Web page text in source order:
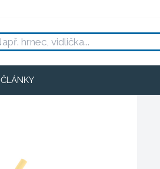
ČLÁNKY